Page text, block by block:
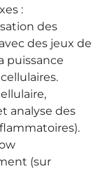
:
des
des jeux de
puissance
analyse des
(sur